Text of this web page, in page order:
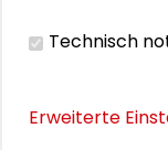
Technisch
Erweiterte